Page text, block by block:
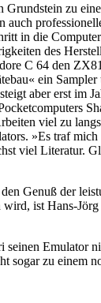
zu
in die
des
C 64 den
ein
aber erst im
viel zu
»Es traf
viel Literatur.
Genuß der
ist Hans-
seinen Emulator
sogar zu einem